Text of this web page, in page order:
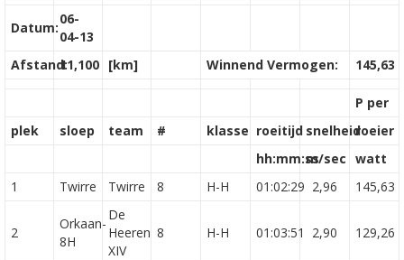
Datum:
06-
04-13
Afstand:11,100 [km] Winnend Vermogen: 145,63
P per
plek
sloep team # klasse roeitijd snelheidroeier
hh:mm:ssm/sec watt
1
Twirre Twirre 8 H-H 01:02:29 2,96 145,63
2
Orkaan-
8H
De
Heeren
XIV
8 H-H 01:03:51 2,90 129,26